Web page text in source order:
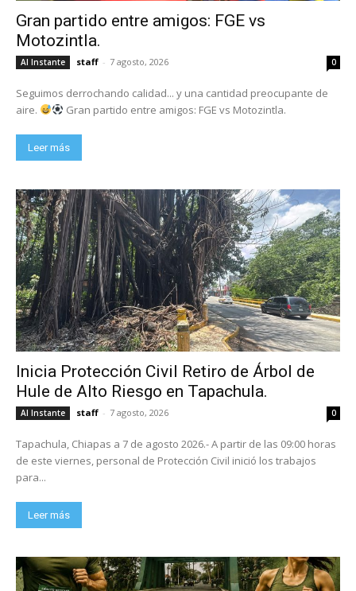
Gran partido entre amigos: FGE vs
Motozintla.
Al Instante staff - 7 agosto, 2026 0
Seguimos derrochando calidad... y una cantidad preocupante de
aire.
Gran partido entre amigos: FGE vs Motozintla.
Leer más
Inicia Protección Civil Retiro de Árbol de
Hule de Alto Riesgo en Tapachula.
Al Instante staff - 7 agosto, 2026 0
Tapachula, Chiapas a 7 de agosto 2026.- A partir de las 09:00 horas
de este viernes, personal de Protección Civil inició los trabajos
para...
Leer más